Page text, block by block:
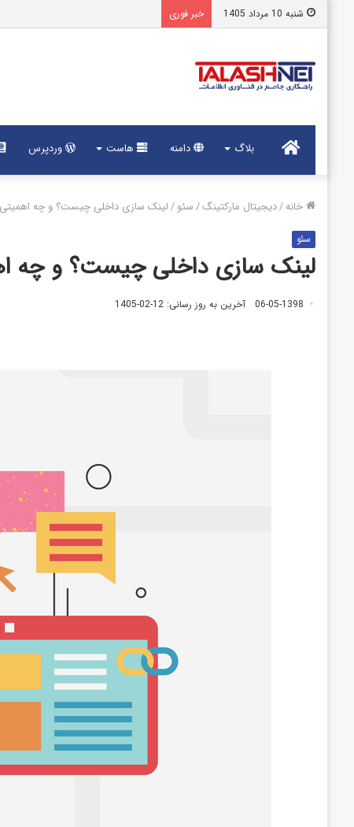
شنبه 10 مرداد 1405 خبر فوری
خانه بلاگ دامنه هاست وردپرس
خانه/دیجیتال مارکتینگ/ سئو/ لینک سازی داخلی چیست؟ و چه اهمیتی
سئو
لینک سازی داخلی چیست؟ و چه
06-05-1398 آخرین به روز رسانی: 12-02-1405